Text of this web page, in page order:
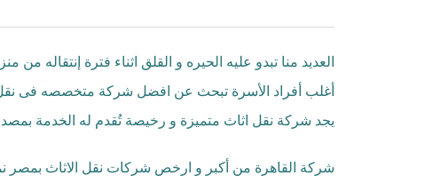
العديد منا تبدو عليه الحيره و القلق اثناء فترة إنتقاله
أغلب أفراد الأسرة تبحث عن افضل شركة متخصصه فى نقل
يجد شركة نقل اثاث متميزة و رخيصة تُقدم له الخدمة
شركة القاهرة من أكبر و ارخص شركات نقل الاثاث بمصر